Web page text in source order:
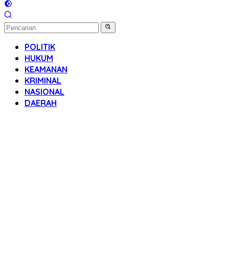
POLITIK
HUKUM
KEAMANAN
KRIMINAL
NASIONAL
DAERAH